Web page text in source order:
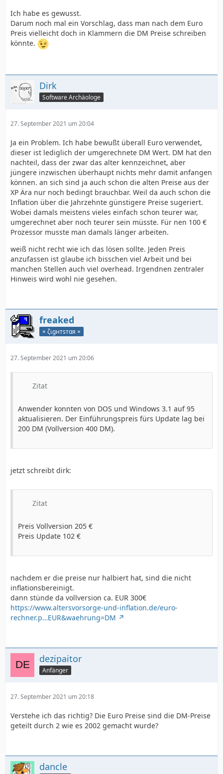
Ich habe es gewusst.
Darum noch mal ein Vorschlag, dass man nach dem Euro
Preis vielleicht doch in Klammern die DM Preise schreiben
könnte.
Dirk
Software Archäologe
27. September 2021 um 20:04
Ja ein Problem. Ich habe bewußt überall Euro verwendet,
dieser ist lediglich der umgerechnete DM Wert. DM hat den
nachteil, dass der zwar das alter kennzeichnet, aber
jüngere inzwischen überhaupt nichts mehr damit anfangen
können. an sich sind ja auch schon die alten Preise aus der
XP Ära nur noch bedingt brauchbar. Weil da auch schon die
Inflation über die Jahrzehnte günstigere Preise sugeriert.
Wobei damals meistens vieles einfach schon teurer war,
umgerechnet aber noch teurer sein müsste. Für nen 100 €
Prozessor musste man damals länger arbeiten.
weiß nicht recht wie ich das lösen sollte. Jeden Preis
anzufassen ist glaube ich bisschen viel Arbeit und bei
manchen Stellen auch viel overhead. Irgendnen zentraler
Hinweis wird wohl nie gesehen.
freaked
× ζιgнтѕтαя ×
27. September 2021 um 20:06
Zitat
Anwender konnten von DOS und Windows 3.1 auf 95
aktualisieren. Der Einführungspreis fürs Update lag bei
200 DM (Vollversion 400 DM).
jetzt schreibt dirk:
Zitat
Preis Vollversion 205 €
Preis Update 102 €
nachdem er die preise nur halbiert hat, sind die nicht
inflationsbereinigt.
dann stünde da vollversion ca. EUR 300€
https://www.altersvorsorge-und-inflation.de/euro-
rechner.p…EUR&waehrung=DM
dezipaitor
Anfänger
27. September 2021 um 20:18
Verstehe ich das richtig? Die Euro Preise sind die DM-Preise
geteilt durch 2 wie es 2002 gemacht wurde?
dancle